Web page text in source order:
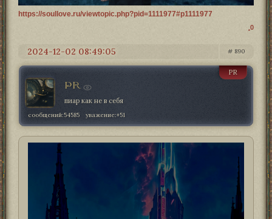
https://soullove.ru/viewtopic.php?pid=1111977#p1111977
0
890
2024-12-02 08:49:05
PR
PR
пиар как не в себя
сообщений:54585 уважение:+51